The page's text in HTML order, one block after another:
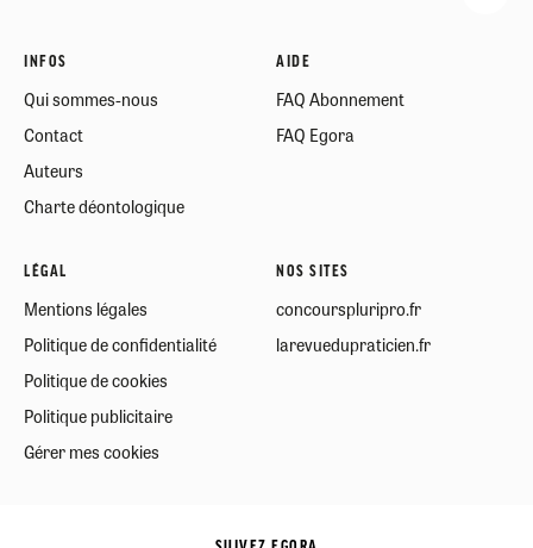
INFOS
Qui sommes-nous
Contact
Auteurs
Charte déontologique
AIDE
FAQ Abonnement
FAQ Egora
LÉGAL
Mentions légales
Politique de confidentialité
Politique de cookies
Politique publicitaire
Gérer mes cookies
NOS SITES
concourspluripro.fr
larevuedupraticien.fr